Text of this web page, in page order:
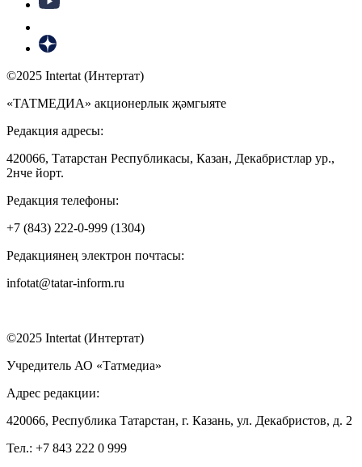
©2025 Intertat (Интертат)
«ТАТМЕДИА» акционерлык җәмгыяте
Редакция адресы:
420066, Татарстан Республикасы, Казан, Декабристлар ур.,
2нче йорт.
Редакция телефоны:
+7 (843) 222-0-999 (1304)
Редакциянең электрон почтасы:
infotat@tatar-inform.ru
©2025 Intertat (Интертат)
Учредитель АО «Татмедиа»
Адрес редакции:
420066, Республика Татарстан, г. Казань, ул. Декабристов, д. 2
Тел.: +7 843 222 0 999